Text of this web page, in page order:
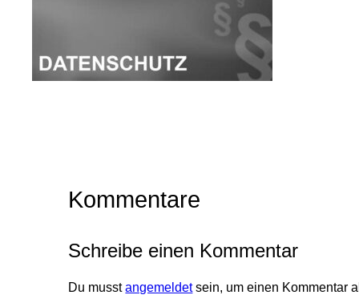
Kommentare
Schreibe einen Kommentar
Du musstangemeldetsein, um einen Kommentar